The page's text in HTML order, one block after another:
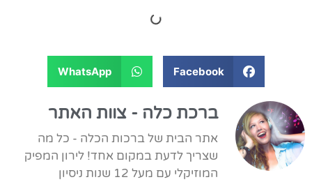
Facebook
WhatsApp
ברכת כלה - צוות האתר
אתר הבית של ברכות הכלה - כל מה
שצריך לדעת במקום אחד! לירון המפיק
המוזיקלי עם מעל 12 שנות ניסיון